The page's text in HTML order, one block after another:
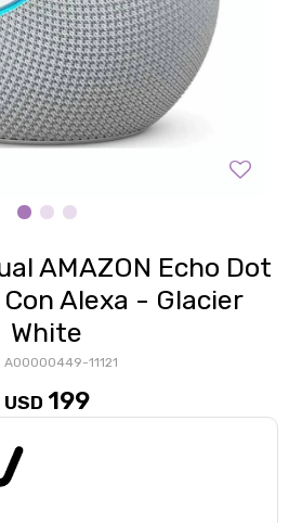
AMAZON Echo Dot
Con Alexa - Glacier
White
A00000449-11121
USD 199